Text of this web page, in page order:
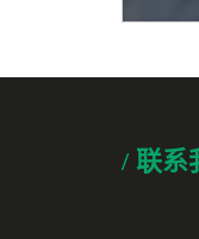
/ 联系